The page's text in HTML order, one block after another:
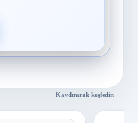
Kaydırarak keşfedin →